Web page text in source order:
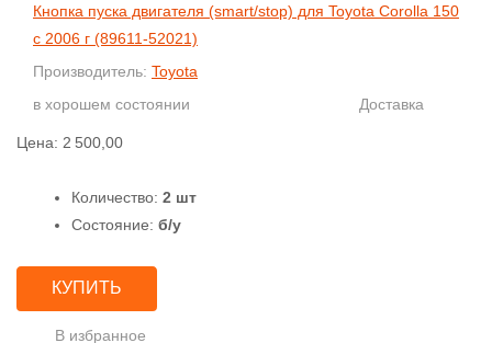
Кнопка пуска двигателя (smart/stop) для Toyota Corolla 150
с 2006 г (89611-52021)
Производитель: Toyota
в хорошем состоянии
Доставка
Цена: 2 500,00
Количество: 2 шт
Состояние: б/у
КУПИТЬ
В избранное